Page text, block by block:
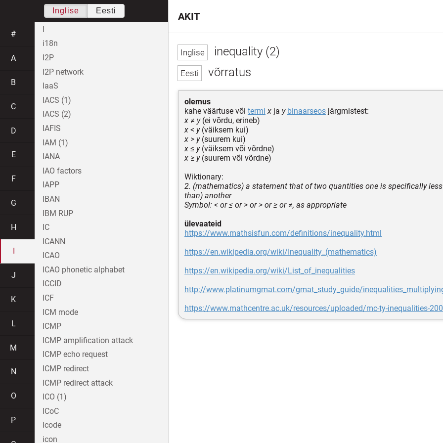
inequality (2)
võrratus
olemus
kahe väärtuse või termi x ja y binaarseos järgmistest:
x ≠ y(ei võrdu, erineb)
x < y(väiksem kui)
x > y(suurem kui)
x ≤ y(väiksem või võrdne)
x ≥ y(suurem või võrdne)
Wiktionary:
2. (mathematics) a statement that of two quantities one is specifically
than) another
Symbol: < or ≤ or > or > or ≥ or ≠, as appropriate
ülevaateid
https://www.mathsisfun.com/definitions/inequality.html
https://en.wikipedia.org/wiki/Inequality_(mathematics)
https://en.wikipedia.org/wiki/List_of_inequalities
http://www.platinumgmat.com/gmat_study_guide/
https://www.mathcentre.ac.uk/resources/uploaded/mc-ty-inequalities-
AKIT
Inglise Eesti
#
A
B
C
D
E
F
G
H
J
K
L
M
N
O
P
I
i18n
I2P
I2P network
IaaS
IACS (1)
IACS (2)
IAFIS
IAM (1)
IANA
IAO factors
IAPP
IBAN
IBM RUP
IC
ICANN
ICAO
ICAO phonetic alphabet
ICCID
ICF
ICM mode
ICMP
ICMP amplification attack
ICMP echo request
ICMP redirect
ICMP redirect attack
ICO (1)
ICoC
Icode
icon